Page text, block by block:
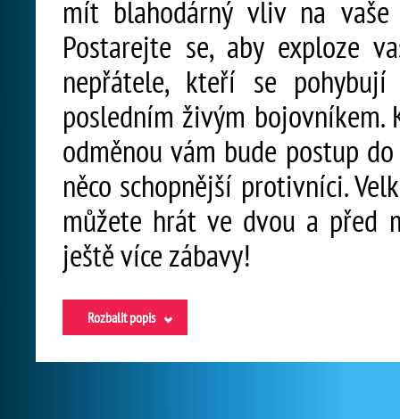
mít blahodárný vliv na
Postarejte se, aby exploze
nepřátele, kteří se
posledním živým bojovníkem.
odměnou vám bude postup
něco schopnější protivníci.
můžete hrát ve dvou a před
ještě více zábavy!
Rozbalit popis